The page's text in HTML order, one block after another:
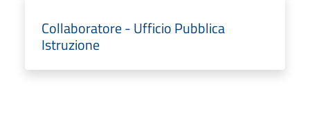
Collaboratore - Ufficio Pubblica
Istruzione